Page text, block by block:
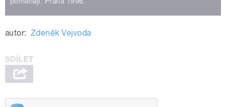
autor: Zdeněk Vejvoda